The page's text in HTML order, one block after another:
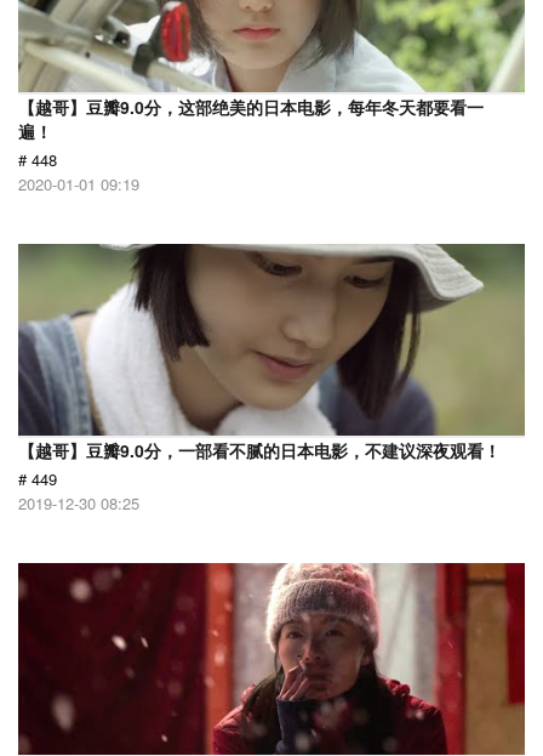
【越哥】豆瓣9.0分，这部绝美的日本电影，每年冬天都要看一
遍！
# 448
2020-01-01 09:19
【越哥】豆瓣9.0分，一部看不腻的日本电影，不建议深夜观看！
# 449
2019-12-30 08:25